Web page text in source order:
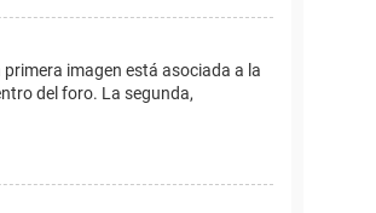
imagen está asociada a la
del foro. La segunda,